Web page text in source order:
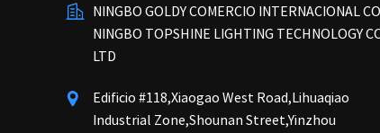
NINGBO GOLDY COMERCIO INTERNACIONAL
NINGBO TOPSHINE LIGHTING TECHNOLOGY
LTD
Edificio #118,Xiaogao West Road,Lihuaqiao
Industrial Zone,Shounan Street,Yinzhou